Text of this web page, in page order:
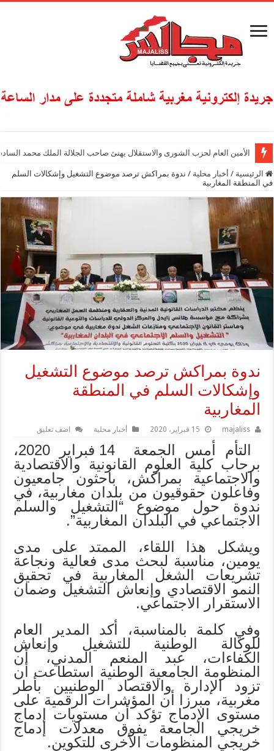
الأمين العام لحزب الشورى والاستقلال يهنئ صاحب الجلالة الملك محمد
الرئيسية / أخبار محلية / ندوة بمراكش ترصد موضوع التشغيل وإشكالات السلم
في المنطقة المغاربية
ندوة بمراكش ترصد موضوع التشغيل
وإشكالات السلم في المنطقة
المغاربية
majaliss 15 فبراير، 2020 أخبار محلية اضف تعليق
التأم أمس الجمعة 14 فبراير 2020،
برحاب كلية العلوم القانونية والاقتصادية
والاجتماعية بمراكش، باحثون جامعيون
وفاعلون حقوقيون من بلدان مغاربية، في
ندوة حول موضوع “التشغيل والسلم
الاجتماعي في البلدان المغاربية”.
ويشكل هذا اللقاء، الممتد على مدى
يومين، مناسبة لبحث مدى فعالية ونجاعة
تشريعات الشغل المغاربية في تحقيق
النمو الاقتصادي وإنعاش التشغيل وضمان
الاستقرار الاجتماعي.
وفي كلمة بالمناسبة، أكد المدير العام
للوكالة الوطنية للتشغيل وإنعاش
الكفاءات، عبد المنعم المدني، أن
المنظومة الجامعية الوطنية استطاعت أن
تزود الإدارة والاقتصاد الوطنيين بأطر
مغربية، مبرزا أن المؤشرات الرقمية على
مستوى الإدماج تؤكد أن مستويات إدماج
خريجي الجامعة يفوق معدلات إدماج
خريجي المنظومات الأخرى للتكوين.